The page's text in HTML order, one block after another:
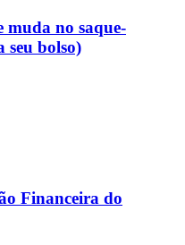
muda no saque-
seu bolso)
Financeira do